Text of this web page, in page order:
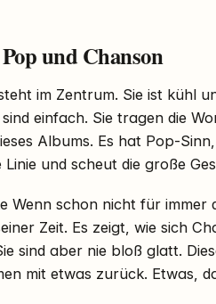
und Chanson
im Zentrum. Sie ist kühl
sind einfach. Sie tragen die
Albums. Es hat Pop-
und scheut die große
Wenn schon nicht für
Zeit. Es zeigt, wie sich
sind aber nie bloß glatt.
mit etwas zurück. Etwas,